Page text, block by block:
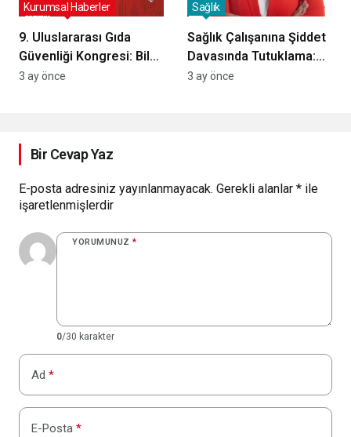
9. Uluslararası Gıda
Güvenliği Kongresi: Bilgi
Kirliliği ve Algı Yönetimi
Kurumsal Haberler
3 ay önce
Sağlık Çalışanına Şiddet
Davasında Tutuklama:
Caydırıcılık Tartışması
Sağlık
3 ay önce
Bir Cevap Yaz
E-posta adresiniz yayınlanmayacak. Gerekli alanlar * ile
işaretlenmişlerdir
YORUMUNUZ *
0/30 karakter
Ad *
E-Posta *